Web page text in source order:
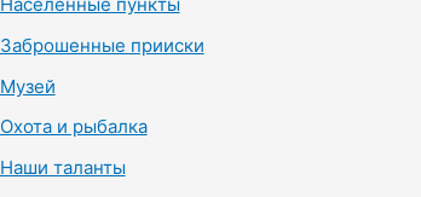
Заброшенные прииски
Музей
Охота и рыбалка
Наши таланты